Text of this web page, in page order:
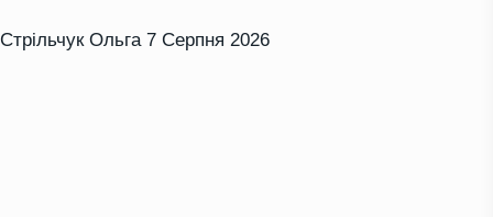
Стрільчук Ольга 7 Серпня 2026